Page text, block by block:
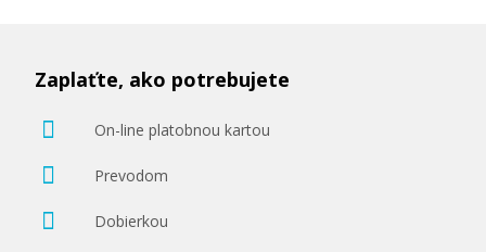
Zaplaťte, ako potrebujete
On-line platobnou kartou
Prevodom
Dobierkou